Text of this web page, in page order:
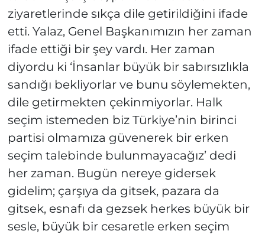
ziyaretlerinde sıkça dile getirildiğini ifade
etti. Yalaz, Genel Başkanımızın her zaman
ifade ettiği bir şey vardı. Her zaman
diyordu ki ‘İnsanlar büyük bir sabırsızlıkla
sandığı bekliyorlar ve bunu söylemekten,
dile getirmekten çekinmiyorlar. Halk
seçim istemeden biz Türkiye’nin birinci
partisi olmamıza güvenerek bir erken
seçim talebinde bulunmayacağız’ dedi
her zaman. Bugün nereye gidersek
gidelim; çarşıya da gitsek, pazara da
gitsek, esnafı da gezsek herkes büyük bir
sesle, büyük bir cesaretle erken seçim